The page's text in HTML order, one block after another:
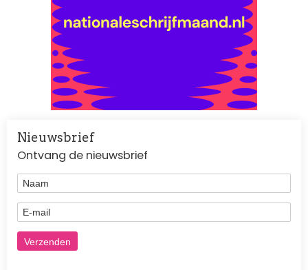
Nieuwsbrief
Ontvang de nieuwsbrief
Naam
E-mail